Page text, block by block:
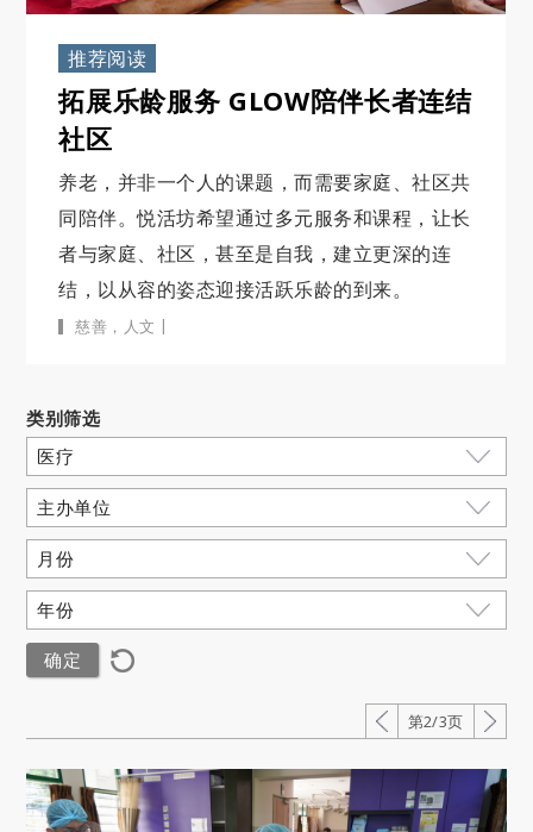
推荐阅读
拓展乐龄服务 GLOW陪伴长者连结
社区
养老，并非一个人的课题，而需要家庭、社区共
同陪伴。悦活坊希望通过多元服务和课程，让长
者与家庭、社区，甚至是自我，建立更深的连
结，以从容的姿态迎接活跃乐龄的到来。
慈善 ， 人文 |
类别筛选
第2/3页